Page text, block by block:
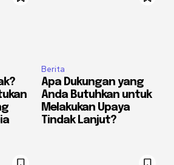
Berita
Apa Dukungan yang
Anda Butuhkan untuk
Melakukan Upaya
Tindak Lanjut?